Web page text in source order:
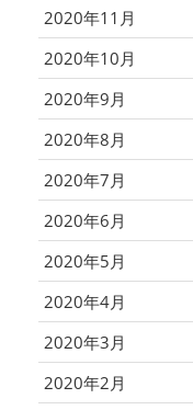
2020年11月
2020年10月
2020年9月
2020年8月
2020年7月
2020年6月
2020年5月
2020年4月
2020年3月
2020年2月